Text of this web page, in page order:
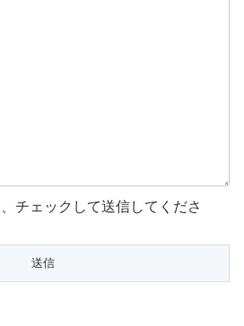
チェックして送信してくださ